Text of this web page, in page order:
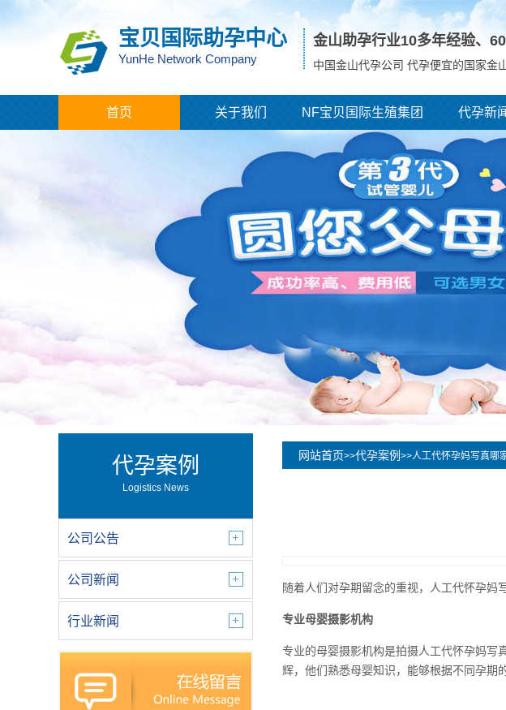
宝贝国际助孕中心
YunHe Network Company
金山助孕行业10多年经验、
中国金山代孕公司 代孕便宜的国家金
首页 关于我们 NF宝贝国际生殖集团 代孕新
代孕案例
Logistics News
公司公告
公司新闻
行业新闻
网站首页>>代孕案例 >>人工代怀孕妈写真哪
随着人们对孕期留念的重视，人工代怀孕妈
专业母婴摄影机构
专业的母婴摄影机构是拍摄人工代怀孕妈写
辉，他们熟悉母婴知识，能够根据不同孕期